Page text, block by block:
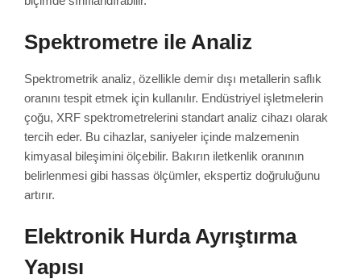
Spektrometre ile Analiz
Spektrometrik analiz, özellikle demir dışı metallerin saflık
oranını tespit etmek için kullanılır. Endüstriyel işletmelerin
çoğu, XRF spektrometrelerini standart analiz cihazı olarak
tercih eder. Bu cihazlar, saniyeler içinde malzemenin
kimyasal bileşimini ölçebilir. Bakırın iletkenlik oranının
belirlenmesi gibi hassas ölçümler, ekspertiz doğruluğunu
artırır.
Elektronik Hurda Ayrıştırma
Yapısı